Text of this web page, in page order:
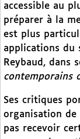
accessible au
préparer à la
est plus
applications du
Reybaud, dans
contemporains
Ses critiques
organisation de
pas recevoir